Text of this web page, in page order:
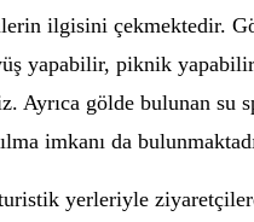
ilgisini çekmektedir.
yapabilir, piknik
Ayrıca gölde bulunan su
imkanı da
yerleriyle